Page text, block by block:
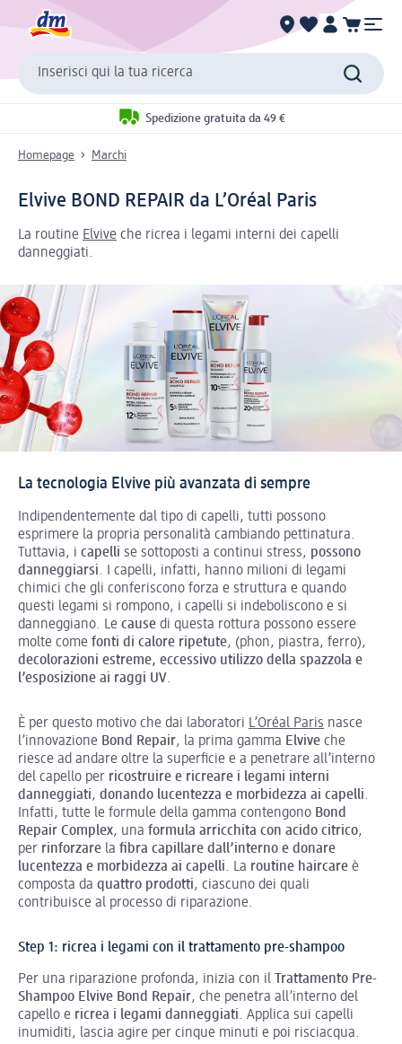
Inserisci qui la tua ricerca
Spedizione gratuita da 49 €
Homepage Marchi
Elvive BOND REPAIR da L’Oréal Paris
La routine Elvive che ricrea i legami interni dei capelli
danneggiati.
La tecnologia Elvive più avanzata di sempre
Indipendentemente dal tipo di capelli, tutti possono
esprimere la propria personalità cambiando pettinatura.
Tuttavia, i capelli se sottoposti a continui stress, possono
danneggiarsi. I capelli, infatti, hanno milioni di legami
chimici che gli conferiscono forza e struttura e quando
questi legami si rompono, i capelli si indeboliscono e si
danneggiano. Le cause di questa rottura possono essere
molte come fonti di calore ripetute, (phon, piastra, ferro),
decolorazioni estreme, eccessivo utilizzo della spazzola e
l’esposizione ai raggi UV.
È per questo motivo che dai laboratori L’Oréal Paris nasce
l’innovazione Bond Repair, la prima gamma Elvive che
riesce ad andare oltre la superficie e a penetrare all’interno
del capello per ricostruire e ricreare i legami interni
danneggiati, donando lucentezza e morbidezza ai capelli.
Infatti, tutte le formule della gamma contengono Bond
Repair Complex, una formula arricchita con acido citrico,
per rinforzare la fibra capillare dall’interno e donare
lucentezza e morbidezza ai capelli. La routine haircare è
composta da quattro prodotti, ciascuno dei quali
contribuisce al processo di riparazione.
Step 1: ricrea i legami con il trattamento pre-shampoo
Per una riparazione profonda, inizia con il Trattamento Pre-
Shampoo Elvive Bond Repair, che penetra all’interno del
capello e ricrea i legami danneggiati. Applica sui capelli
inumiditi, lascia agire per cinque minuti e poi risciacqua.